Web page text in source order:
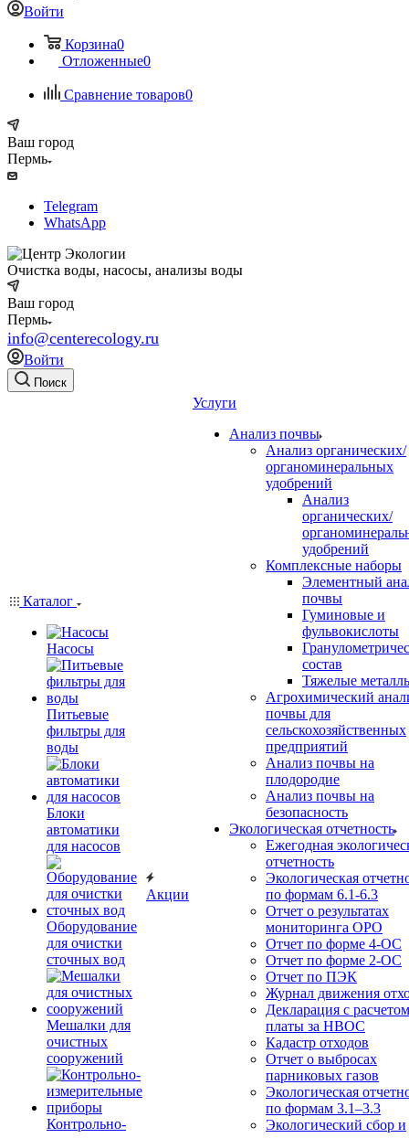
Войти
Корзина0
Отложенные0
Сравнение товаров0
Ваш город
Пермь
Telegram
WhatsApp
Очистка воды, насосы, анализы воды
Ваш город
Пермь
info@centerecology.ru
Войти
Поиск
Каталог
Насосы
Питьевые
фильтры для
воды
Блоки
автоматики
для насосов
Оборудование
для очистки
сточных вод
Мешалки для
очистных
сооружений
Контрольно-
Акции
Услуги
Анализ почвы
Анализ органических/
органоминеральных
удобрений
Анализ
органических/
удобрений
Комплексные наборы
Элементный
почвы
Гуминовые и
фульвокислоты
состав
Тяжелые
Агрохимический
почвы для
сельскохозяйственных
предприятий
Анализ почвы на
плодородие
Анализ почвы на
безопасность
Экологическая отчетность
Ежегодная
отчетность
Экологическая
по формам 6.1-6.3
Отчет о результатах
мониторинга ОРО
Отчет по форме 4-ОС
Отчет по форме 2-ОС
Отчет по ПЭК
Журнал движения
Декларация с расчетом
платы за НВОС
Кадастр отходов
Отчет о выбросах
парниковых газов
Экологическая
по формам 3.1–3.3
Экологический сбор и